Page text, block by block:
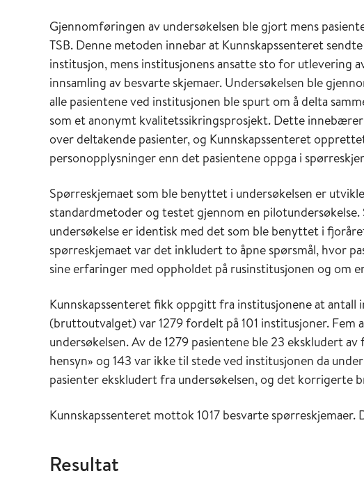
Gjennomføringen av undersøkelsen ble gjort mens
TSB. Denne metoden innebar at Kunnskapssenteret
institusjon, mens institusjonens ansatte sto for utlevering
innsamling av besvarte skjemaer. Undersøkelsen ble
alle pasientene ved institusjonen ble spurt om å delta
som et anonymt kvalitetssikringsprosjekt. Dette
over deltakende pasienter, og Kunnskapssenteret
personopplysninger enn det pasientene oppga i
Spørreskjemaet som ble benyttet i undersøkelsen er
standardmetoder og testet gjennom en
undersøkelse er identisk med det som ble benyttet i
spørreskjemaet var det inkludert to åpne spørsmål, hvor
sine erfaringer med oppholdet på rusinstitusjonen og om
Kunnskapssenteret fikk oppgitt fra institusjonene at antall
(bruttoutvalget) var 1279 fordelt på 101 institusjoner.
undersøkelsen. Av de 1279 pasientene ble 23 ekskludert
hensyn» og 143 var ikke til stede ved institusjonen da
pasienter ekskludert fra undersøkelsen, og det korrigerte
Kunnskapssenteret mottok 1017 besvarte spørreskjemaer.
Resultat